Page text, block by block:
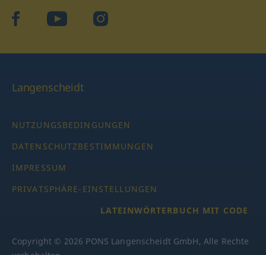
facebookYouTube Instagram
Langenscheidt
NUTZUNGSBEDINGUNGEN
DATENSCHUTZBESTIMMUNGEN
IMPRESSUM
PRIVATSPHÄRE-EINSTELLUNGEN
LATEINWÖRTERBUCH MIT CODE
Copyright © 2026 PONS Langenscheidt GmbH, Alle Rechte